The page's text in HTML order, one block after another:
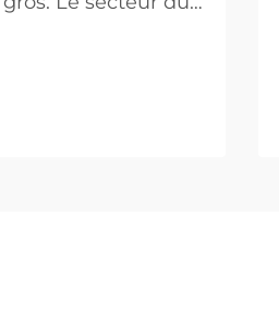
du marché des